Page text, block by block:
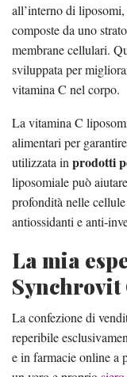
all’interno di
composte da uno
membrane cellulari.
sviluppata per
vitamina C nel corpo.
La vitamina C
alimentari per
utilizzata in prodotti
liposomiale può
profondità nelle
antiossidanti e anti-
La mia
Synchrovit
La confezione di
reperibile
e in farmacie online a